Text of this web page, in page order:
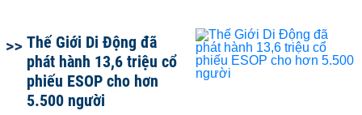
Thế Giới Di Động đã
phát hành 13,6 triệu cổ
phiếu ESOP cho hơn
5.500 người